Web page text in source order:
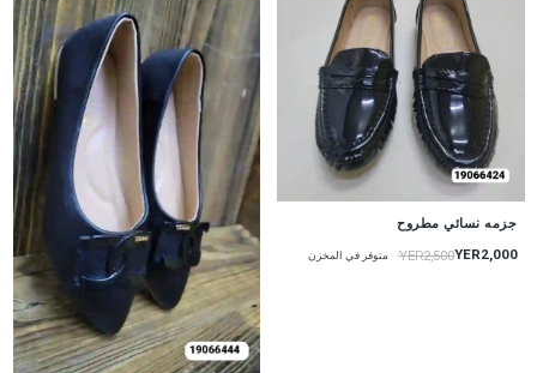
جزمه نسائي مطروح
YER2,000
YER2,500 متوفر في المخزن